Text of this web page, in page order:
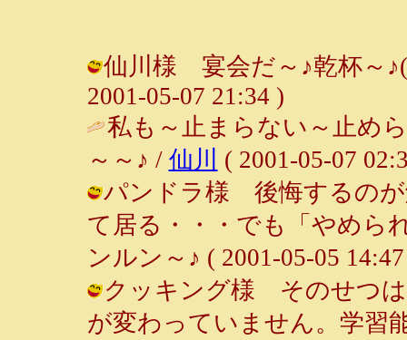
仙川様 宴会だ～♪乾杯～
2001-05-07 21:34 )
私も～止まらない～止め
～～♪ / 仙川
( 2001-05-07
パンドラ様 後悔するのが
て居る・・・でも「やめら
ンルン～♪ ( 2001-05-05
クッキング様 そのせつは
が変わっていません。学習